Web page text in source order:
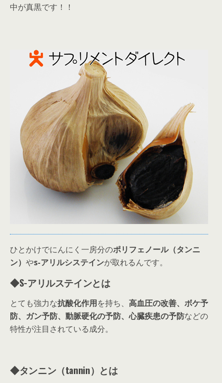
中が真黒です！！
ひとかけでにんにく一房分のポリフェノール（タンニ
ン） やs-アリルシステインが取れるんです。
◆S-アリルステインとは
とても強力な抗酸化作用を持ち、 高血圧の改善、ボケ予
防、ガン予防、動脈硬化の予防、心臓疾患の予防などの
特性が注目されている成分。
◆タンニン（tannin）とは